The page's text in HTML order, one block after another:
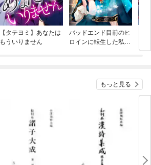
【タテヨミ】あなたは
もういりません
バッドエンド目前のヒ
ロインに転生した私、
もっと見る